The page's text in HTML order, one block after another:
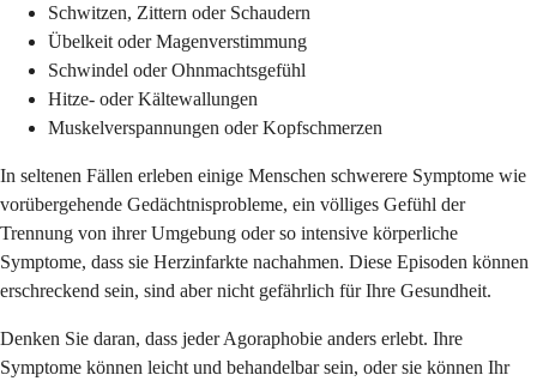
Schwitzen, Zittern oder Schaudern
Übelkeit oder Magenverstimmung
Schwindel oder Ohnmachtsgefühl
Hitze- oder Kältewallungen
Muskelverspannungen oder Kopfschmerzen
In seltenen Fällen erleben einige Menschen schwerere Symptome wie
vorübergehende Gedächtnisprobleme, ein völliges Gefühl der
Trennung von ihrer Umgebung oder so intensive körperliche
Symptome, dass sie Herzinfarkte nachahmen. Diese Episoden können
erschreckend sein, sind aber nicht gefährlich für Ihre Gesundheit.
Denken Sie daran, dass jeder Agoraphobie anders erlebt. Ihre
Symptome können leicht und behandelbar sein, oder sie können Ihr